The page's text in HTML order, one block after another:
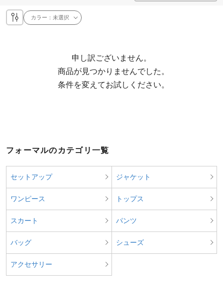
カラー：未選択
申し訳ございません。
  条件を変えてお試しください。
フォーマルのカテゴリ一覧
セットアップ ジャケット
ワンピース トップス
スカート パンツ
バッグ シューズ
アクセサリー